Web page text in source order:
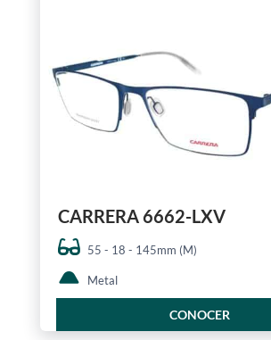
CARRERA 6662-LXV
55 - 18 - 145mm (M)
Metal
CONOCER